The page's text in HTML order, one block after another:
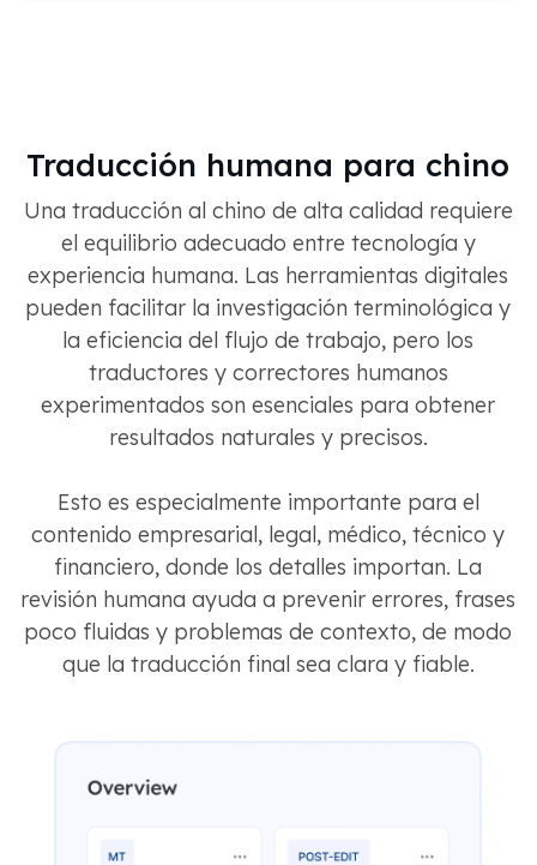
Traducción humana para chino
Una traducción al chino de alta calidad requiere
el equilibrio adecuado entre tecnología y
experiencia humana. Las herramientas digitales
pueden facilitar la investigación terminológica y
la eficiencia del flujo de trabajo, pero los
traductores y correctores humanos
experimentados son esenciales para obtener
resultados naturales y precisos.
Esto es especialmente importante para el
contenido empresarial, legal, médico, técnico y
financiero, donde los detalles importan. La
revisión humana ayuda a prevenir errores, frases
poco fluidas y problemas de contexto, de modo
que la traducción final sea clara y fiable.